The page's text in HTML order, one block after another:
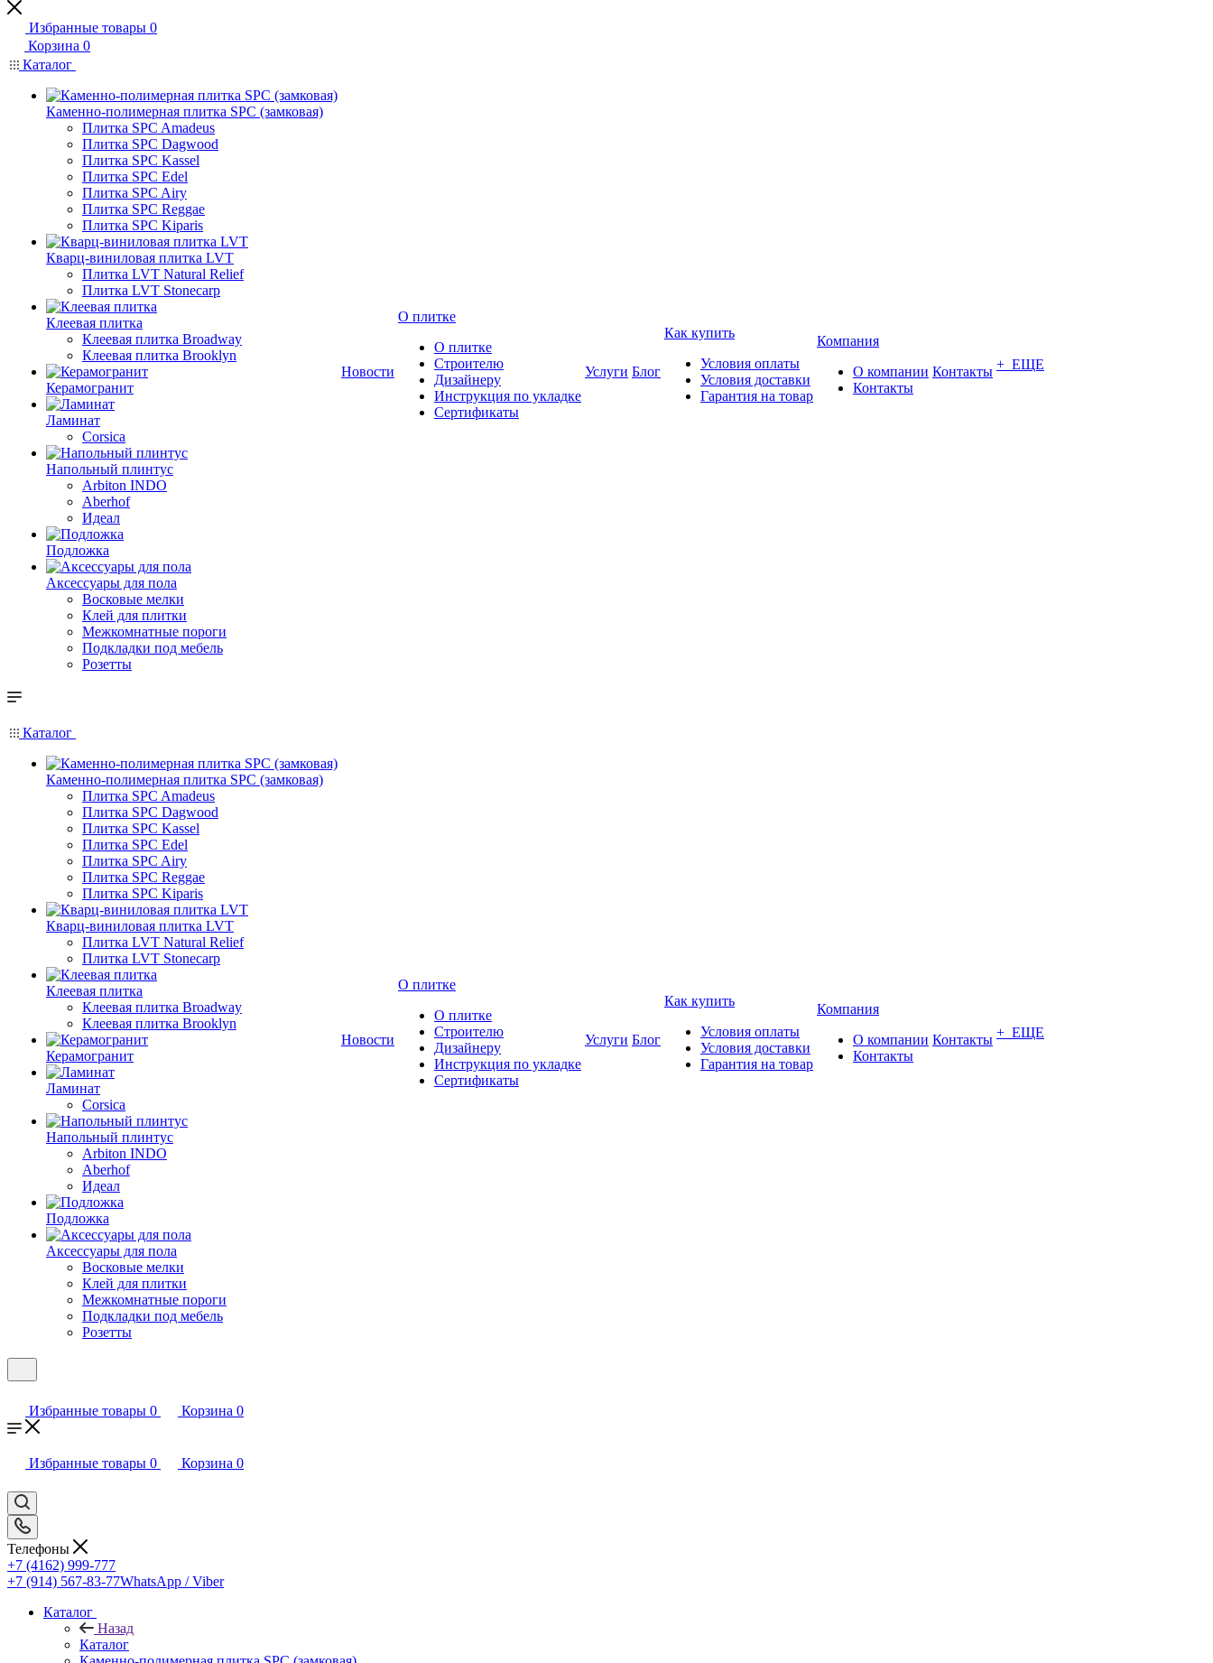
Избранные товары 0
Корзина 0
Каталог
Каменно-полимерная плитка SPC (замковая)
Плитка SPC Amadeus
Плитка SPC Dagwood
Плитка SPC Kassel
Плитка SPC Edel
Плитка SPC Airy
Плитка SPC Reggae
Плитка SPC Kiparis
Кварц-виниловая плитка LVT
Плитка LVT Natural Relief
Плитка LVT Stonecarp
Клеевая плитка
Клеевая плитка Broadway
Клеевая плитка Brooklyn
Керамогранит
Ламинат
Corsica
Напольный плинтус
Arbiton INDO
Aberhof
Идеал
Подложка
Аксессуары для пола
Восковые мелки
Клей для плитки
Межкомнатные пороги
Подкладки под мебель
Розетты
Новости
О плитке
О плитке
Строителю
Дизайнеру
Инструкция по укладке
Сертификаты
Услуги Блог
Как купить
Условия оплаты
Условия доставки
Гарантия на товар
Компания
О компании
Контакты
Контакты + ЕЩЕ
Каталог
Каменно-полимерная плитка SPC (замковая)
Плитка SPC Amadeus
Плитка SPC Dagwood
Плитка SPC Kassel
Плитка SPC Edel
Плитка SPC Airy
Плитка SPC Reggae
Плитка SPC Kiparis
Кварц-виниловая плитка LVT
Плитка LVT Natural Relief
Плитка LVT Stonecarp
Клеевая плитка
Клеевая плитка Broadway
Клеевая плитка Brooklyn
Керамогранит
Ламинат
Corsica
Напольный плинтус
Arbiton INDO
Aberhof
Идеал
Подложка
Аксессуары для пола
Восковые мелки
Клей для плитки
Межкомнатные пороги
Подкладки под мебель
Розетты
Новости
О плитке
О плитке
Строителю
Дизайнеру
Инструкция по укладке
Сертификаты
Услуги Блог
Как купить
Условия оплаты
Условия доставки
Гарантия на товар
Компания
О компании
Контакты
Контакты + ЕЩЕ
Избранные товары 0 Корзина 0
Избранные товары 0 Корзина 0
Телефоны
+7 (4162) 999-777
+7 (914) 567-83-77WhatsApp / Viber
Каталог
Назад
Каталог